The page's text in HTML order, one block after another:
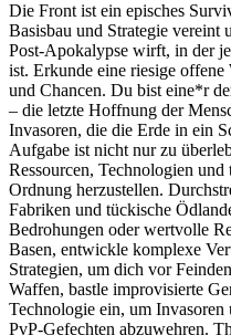
Die Front ist ein episches
Basisbau und Strategie vereint
Post-Apokalypse wirft, in der
ist. Erkunde eine riesige
und Chancen. Du bist eine*r
– die letzte Hoffnung der
Invasoren, die die Erde in ein
Aufgabe ist nicht nur zu
Ressourcen, Technologien
Ordnung herzustellen.
Fabriken und tückische
Bedrohungen oder wertvolle
Basen, entwickle komplexe
Strategien, um dich vor
Waffen, bastle improvisierte
Technologie ein, um
PvP-Gefechten abzuwehren.